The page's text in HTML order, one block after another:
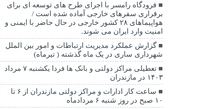
فرودگاه رامسر با اجرای طرح های توسعه ای برای
برقراری سفرهای خارجی آماده شده است /
هواپیماهای ۲۸ کشور خارجی در حال حاضر با ایمنی و
امنیت وارد ایران می شوند.
گزارش عملکرد مدیریت ارتباطات و امور بین الملل
شهرداری ساری در یک ماه گذشته ( تیرماه)
تعطیلی مراکز دولتی و بانک ها فردا یکشنبه ۷ مرداد
۱۴۰۳ در مازندران
ساعت کار ادارات و مراکز دولتی مازندران از ۶ تا
۱۰ صبح در روز شنبه ۶ مردادماه